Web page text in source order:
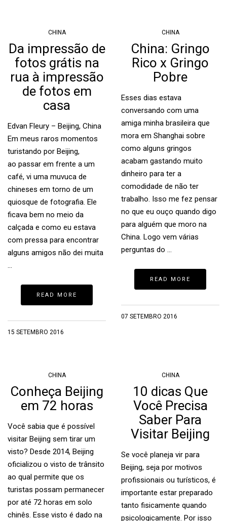
CHINA
Da impressão de
fotos grátis na
rua à impressão
de fotos em
casa
Edvan Fleury – Beijing, China
Em meus raros momentos
turistando por Beijing,
ao passar em frente a um
café, vi uma muvuca de
chineses em torno de um
quiosque de fotografia. Ele
ficava bem no meio da
calçada e como eu estava
com pressa para encontrar
alguns amigos não dei muita
…
READ MORE
15 SETEMBRO 2016
CHINA
China: Gringo
Rico x Gringo
Pobre
Esses dias estava
conversando com uma
amiga minha brasileira que
mora em Shanghai sobre
como alguns gringos
acabam gastando muito
dinheiro para ter a
comodidade de não ter
trabalho. Isso me fez pensar
no que eu ouço quando digo
para alguém que moro na
China. Logo vem várias
perguntas do …
READ MORE
07 SETEMBRO 2016
CHINA
Conheça Beijing
em 72 horas
Você sabia que é possível
visitar Beijing sem tirar um
visto? Desde 2014, Beijing
oficializou o visto de trânsito
ao qual permite que os
turistas possam permanecer
por até 72 horas em solo
chinês. Esse visto é dado na
CHINA
10 dicas Que
Você Precisa
Saber Para
Visitar Beijing
Se você planeja vir para
Beijing, seja por motivos
profissionais ou turísticos, é
importante estar preparado
tanto fisicamente quando
psicologicamente. Por isso